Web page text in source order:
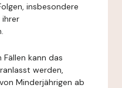
insbesondere
ihrer
kann das
werden,
Minderjährigen ab